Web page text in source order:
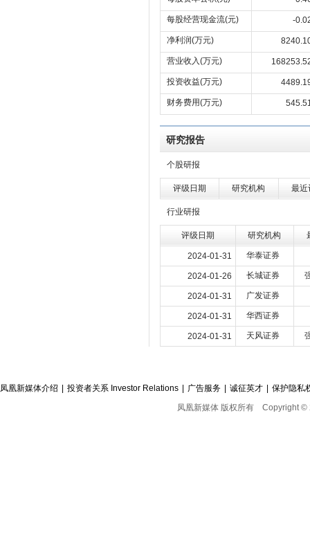
每股经营现金流(元) -
净利润(万元)
营业收入(万元)
投资收益(万元)
财务费用(万元)
研究报告
个股研报
评级日期 研究机构 最近
行业研报
评级日期 研究机构
2024-01-31 华泰证券
2024-01-26 长城证券
2024-01-31 广发证券
2024-01-31 华西证券
2024-01-31 天风证券
凤凰新媒体介绍 投资者关系 Investor Relations 广告服务 诚征英才
保护隐私
凤凰新媒体 版权所有 Copyright ©